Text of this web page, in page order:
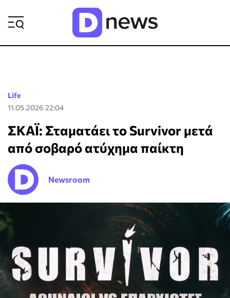
Life
11.05.2026 22:04
ΣΚΑΪ: Σταματάει το Survivor μετά
από σοβαρό ατύχημα παίκτη
Newsroom